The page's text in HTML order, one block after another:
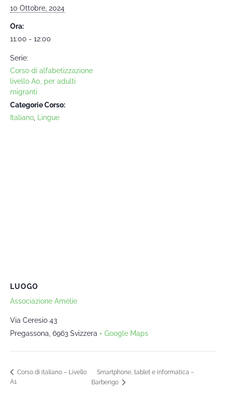
10 Ottobre, 2024
Ora:
11:00 - 12:00
Serie:
Corso di alfabetizzazione
livello A0, per adulti
migranti
Categorie Corso:
Italiano
Lingue
LUOGO
Associazione Amélie
Via Ceresio 43
Pregassona 6963 Svizzera + Google Maps
Corso di italiano – Livello
A1
Smartphone, tablet e informatica –
Barbengo